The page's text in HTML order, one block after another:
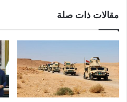
مقالات ذات صلة